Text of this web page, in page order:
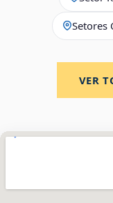
Setores
VER